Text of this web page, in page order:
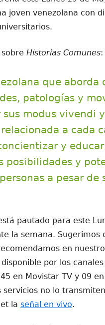
joven venezolana con
Historias Comunes:
que aborda
patologías y
modus vivendi
a cada
y
posibilidades y
a pesar de
pautado para este
la semana. Sugerimos
en
por los
en Movistar TV y 09
no lo
la señal en vivo.